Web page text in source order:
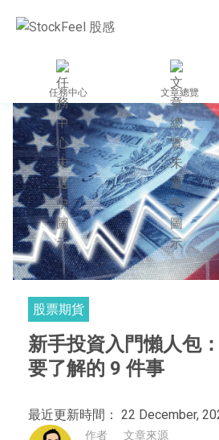
任務中心 文章總覽
股票期貨
新手投資入門懶人包
要了解的 9 件事
最近更新時間： 22 December,
作者 文章來源